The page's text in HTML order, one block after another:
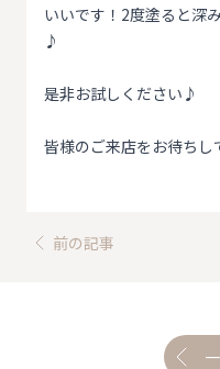
いいです！2度塗ると深
♪
是非お試しください♪
皆様のご来店をお待ち
前の記事